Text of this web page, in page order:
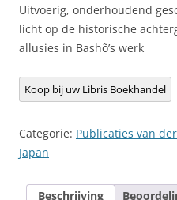
Uitvoerig, onderhoudend
licht op de historische
allusies in Bashõ’s werk
Koop bij uw Libris Boekhandel
Categorie: Publicaties van
Japan
Beschrijving